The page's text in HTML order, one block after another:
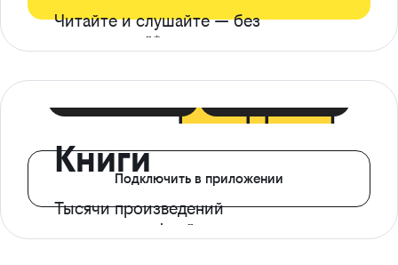
Читайте и слушайте — без
ограничений*
Книги
Тысячи произведений
с доступом офлайн
Подключить в приложении